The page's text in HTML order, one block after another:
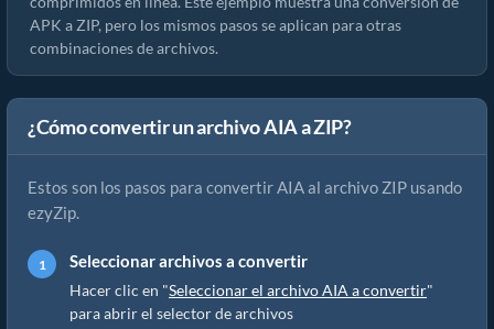
APK a ZIP, pero los mismos pasos se aplican para otras
combinaciones de archivos.
¿Cómo convertir un archivo AIA a ZIP?
Estos son los pasos para convertir AIA al archivo ZIP usando
ezyZip.
Seleccionar archivos a convertir
Hacer clic en "Seleccionar el archivo AIA a convertir"
para abrir el selector de archivos